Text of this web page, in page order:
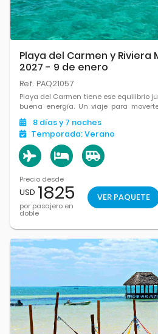
Playa del Carmen y Riviera
2027 - 9 de enero
Ref. PAQ21057
Playa del Carmen tiene ese equilibrio
buena energía. Un viaje para
Caribe y tener todo cerca.
8 díasy 7 noches
Temporada:Verano
Precio desde
USD 1825
por pasajero en
doble
VER PAQUETE